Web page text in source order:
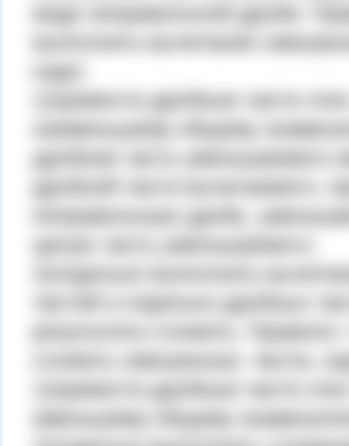
виде неправильной дроби.
надо:
1)привести дробные части этих
дробная часть уменьшаемого
2)отдельно выполнить
частей и отдельно дробных
сложить смешанные, числа,